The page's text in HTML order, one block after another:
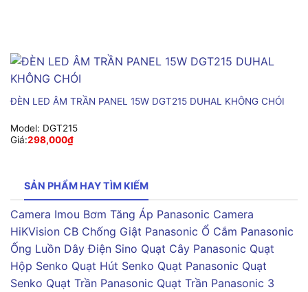
ĐÈN LED ÂM TRẦN PANEL 15W DGT215 DUHAL KHÔNG CHÓI
Model: DGT215
Giá:298,000₫
SẢN PHẨM HAY TÌM KIẾM
Camera Imou Bơm Tăng Áp Panasonic Camera
HiKVision CB Chống Giật Panasonic Ổ Cắm Panasonic
Ống Luồn Dây Điện Sino Quạt Cây Panasonic Quạt
Hộp Senko Quạt Hút Senko Quạt Panasonic Quạt
Senko Quạt Trần Panasonic Quạt Trần Panasonic 3